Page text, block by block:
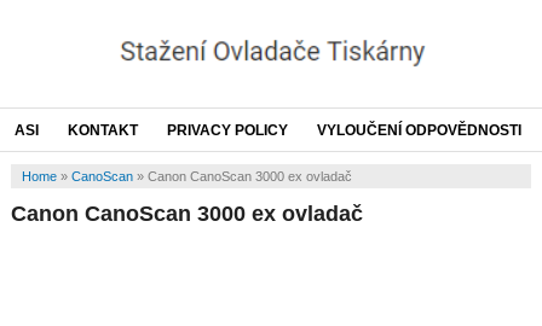
ASI KONTAKT PRIVACY POLICY VYLOUČENÍ ODPOVĚDNOSTI
Home» CanoScan» Canon CanoScan 3000 ex ovladač
Canon CanoScan 3000 ex ovladač